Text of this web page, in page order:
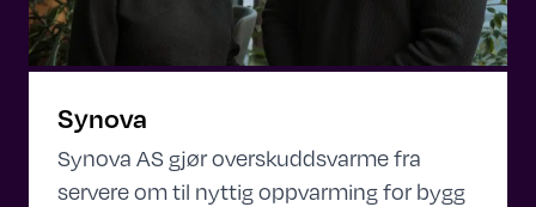
Synova
Synova AS gjør overskuddsvarme fra
servere om til nyttig oppvarming for bygg